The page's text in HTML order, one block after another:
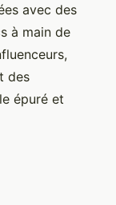
avec des
à main de
des
épuré et